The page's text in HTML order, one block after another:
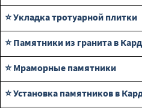
⭐ Укладка тротуарной плитки
⭐ Памятники из гранита в
⭐ Мраморные памятники
⭐ Установка памятников в